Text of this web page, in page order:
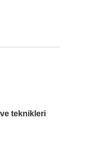
teknikleri